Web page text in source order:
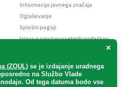
×
(ZOUL) se je izdajanje uradnega
na Službo Vlade
. Od tega datuma bodo vse
Informacije javnega značaja
Oglaševanje
Splošni pogoji
Izjava o varstvu osebnih podatkov